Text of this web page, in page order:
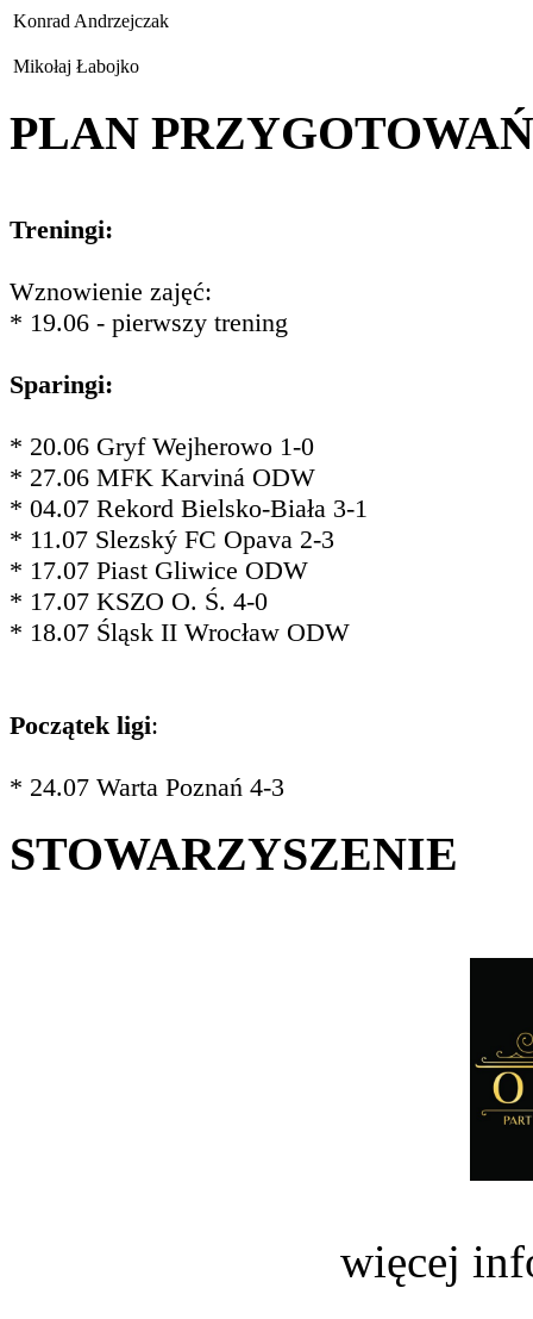
Konrad Andrzejczak
Mikołaj Łabojko
PLAN PRZYGOTOWAŃ
Treningi:
Wznowienie zajęć:
* 19.06 - pierwszy trening
Sparingi:
* 20.06 Gryf Wejherowo 1-0
* 27.06 MFK Karviná ODW
* 04.07 Rekord Bielsko-Biała 3-1
* 11.07 Slezský FC Opava 2-3
* 17.07 Piast Gliwice ODW
* 17.07 KSZO O. Ś. 4-0
* 18.07 Śląsk II Wrocław ODW
Początek ligi:
* 24.07 Warta Poznań 4-3
STOWARZYSZENIE
więcej